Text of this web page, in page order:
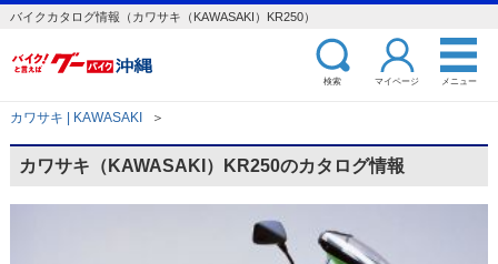
バイクカタログ情報（カワサキ（KAWASAKI）KR250）
検索 マイページ メニュー
カワサキ | KAWASAKI ＞
カワサキ（KAWASAKI）KR250のカタログ情報